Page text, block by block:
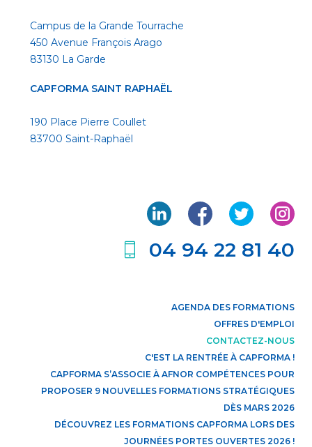
Campus de la Grande Tourrache
450 Avenue François Arago
83130 La Garde
CAPFORMA SAINT RAPHAËL
190 Place Pierre Coullet
83700 Saint-Raphaël
04 94 22 81 40
AGENDA DES FORMATIONS
OFFRES D'EMPLOI
CONTACTEZ-NOUS
C'EST LA RENTRÉE À CAPFORMA !
CAPFORMA S’ASSOCIE À AFNOR COMPÉTENCES POUR
PROPOSER 9 NOUVELLES FORMATIONS STRATÉGIQUES
DÈS MARS 2026
DÉCOUVREZ LES FORMATIONS CAPFORMA LORS DES
JOURNÉES PORTES OUVERTES 2026 !